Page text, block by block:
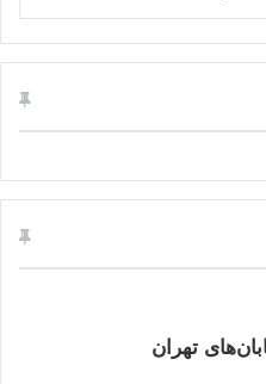
تهران